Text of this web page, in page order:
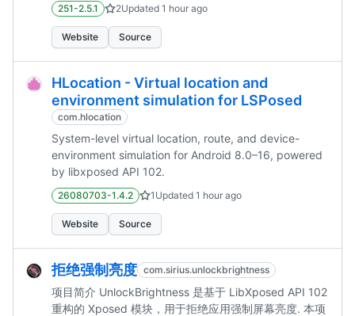
251-2.5.1 2Updated 1 hour ago
Website Source
HLocation - Virtual location and
environment simulation for LSPosed
com.hlocation
System-level virtual location, route, and device-
environment simulation for Android 8.0–16, powered
by libxposed API 102.
26080703-1.4.2 1 Updated 1 hour ago
Website Source
拒绝强制亮度 com.sirius.unlockbrightness
项目简介 UnlockBrightness 是基于 LibXposed API 102
重构的 Xposed 模块，用于拒绝应用强制屏幕亮度. 本项